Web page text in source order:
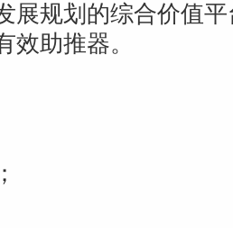
展规划的综合价值
效助推器。